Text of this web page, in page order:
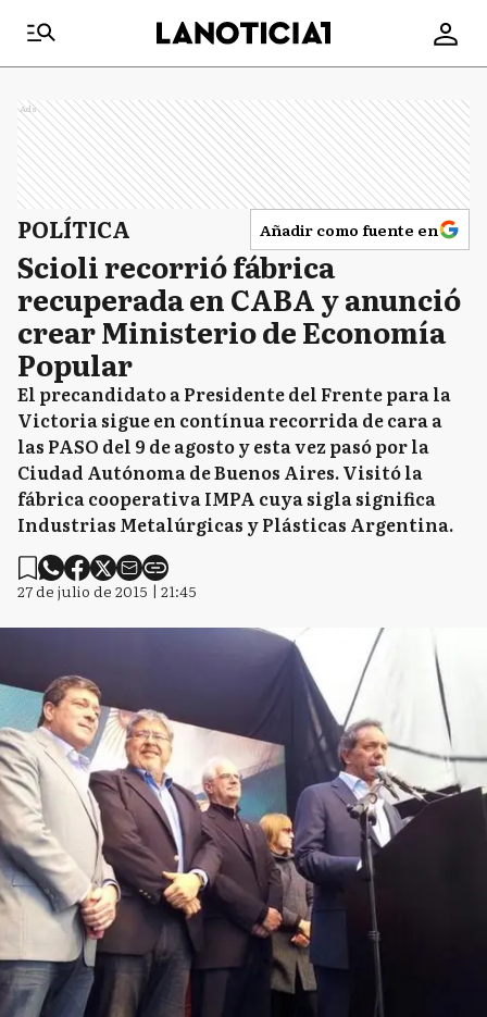
Ads
POLÍTICA Añadir como fuente en
Scioli recorrió fábrica
recuperada en CABA y anunció
crear Ministerio de Economía
Popular
El precandidato a Presidente del Frente para la
Victoria sigue en contínua recorrida de cara a
las PASO del 9 de agosto y esta vez pasó por la
Ciudad Autónoma de Buenos Aires. Visitó la
fábrica cooperativa IMPA cuya sigla significa
Industrias Metalúrgicas y Plásticas Argentina.
27 de julio de 2015 | 21:45